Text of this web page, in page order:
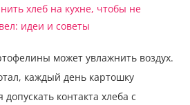
может увлажнить воздух.
каждый день картошку
контакта хлеба с